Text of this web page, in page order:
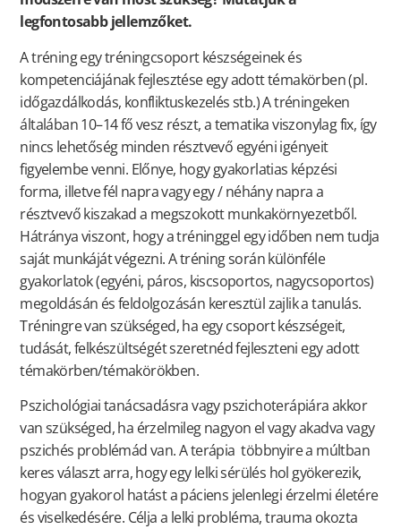
legfontosabb jellemzőket.
A tréning egy tréningcsoport készségeinek és
kompetenciájának fejlesztése egy adott témakörben (pl.
időgazdálkodás, konfliktuskezelés stb.) A tréningeken
általában 10–14 fő vesz részt, a tematika viszonylag fix, így
nincs lehetőség minden résztvevő egyéni igényeit
figyelembe venni. Előnye, hogy gyakorlatias képzési
forma, illetve fél napra vagy egy / néhány napra a
résztvevő kiszakad a megszokott munkakörnyezetből.
Hátránya viszont, hogy a tréninggel egy időben nem tudja
saját munkáját végezni. A tréning során különféle
gyakorlatok (egyéni, páros, kiscsoportos, nagycsoportos)
megoldásán és feldolgozásán keresztül zajlik a tanulás.
Tréningre van szükséged, ha egy csoport készségeit,
tudását, felkészültségét szeretnéd fejleszteni egy adott
témakörben/témakörökben.
Pszichológiai tanácsadásra vagy pszichoterápiára akkor
van szükséged, ha érzelmileg nagyon el vagy akadva vagy
pszichés problémád van. A terápia többnyire a múltban
keres választ arra, hogy egy lelki sérülés hol gyökerezik,
hogyan gyakorol hatást a páciens jelenlegi érzelmi életére
és viselkedésére. Célja a lelki probléma, trauma okozta